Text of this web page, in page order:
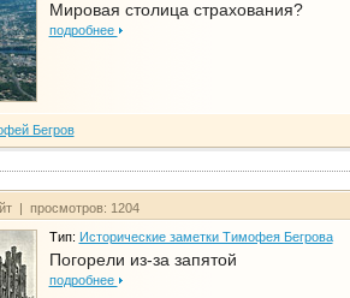
Мировая столица страхования?
подробнее
Бегров
| просмотров: 1204
Тип: Исторические заметки Тимофея Бегрова
Погорели из-за запятой
подробнее